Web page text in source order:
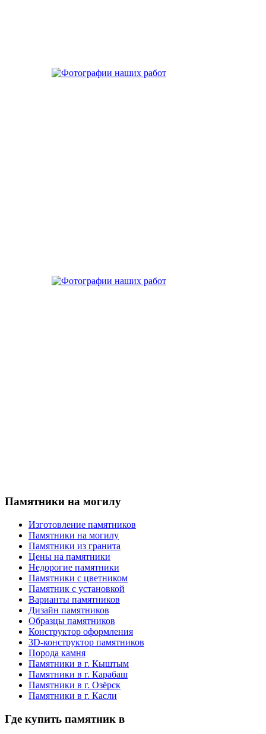
Памятники на могилу
Изготовление памятников
Памятники на могилу
Памятники из гранита
Цены на памятники
Недорогие памятники
Памятники с цветником
Памятник с установкой
Варианты памятников
Дизайн памятников
Образцы памятников
Конструктор оформления
3D-конструктор памятников
Порода камня
Памятники в г. Кыштым
Памятники в г. Карабаш
Памятники в г. Озёрск
Памятники в г. Касли
Где купить памятник в